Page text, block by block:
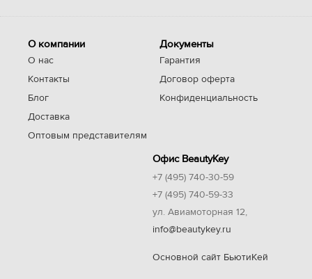
О компании
О нас
Контакты
Блог
Доставка
Оптовым представителям
Документы
Гарантия
Договор оферта
Конфиденциальность
Офис BeautyKey
+7 (495) 740-30-59
+7 (495) 740-59-33
ул. Авиамоторная 12,
info@beautykey.ru
Основной сайт БьютиКей